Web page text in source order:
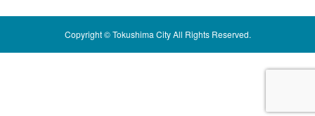
Copyright © Tokushima City All Rights Reserved.